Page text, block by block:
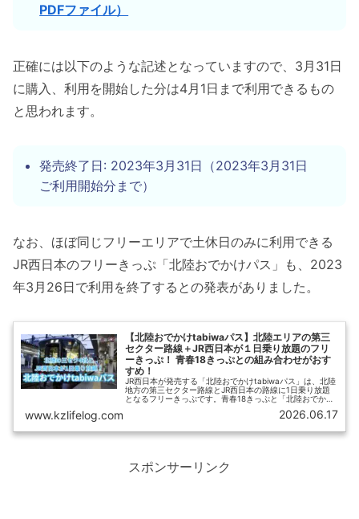
PDFファイル）
正確には以下のような記述となっていますので、3月31日
に購入、利用を開始した分は4月1日まで利用できるもの
と思われます。
発売終了日: 2023年3月31日（2023年3月31日
ご利用開始分まで）
なお、ほぼ同じフリーエリアで土休日のみに利用できる
JR西日本のフリーきっぷ「北陸おでかけパス」も、2023
年3月26日で利用を終了するとの発表がありました。
【北陸おでかけtabiwaパス】北陸エリアの第三
セクター路線＋JR西日本が１日乗り放題のフリ
ーきっぷ！ 青春18きっぷとの組み合わせがおす
すめ！
JR西日本が発売する「北陸おでかけtabiwaパス」は、北陸
地方の第三セクター路線とJR西日本の路線に1日乗り放題
となるフリーきっぷです。青春18きっぷと「北陸おでかけ
移動できます。【ひさの乗り鉄ブログ】では「北陸おでか
す。
www.kzlifelog.com 2026.06.17
スポンサーリンク